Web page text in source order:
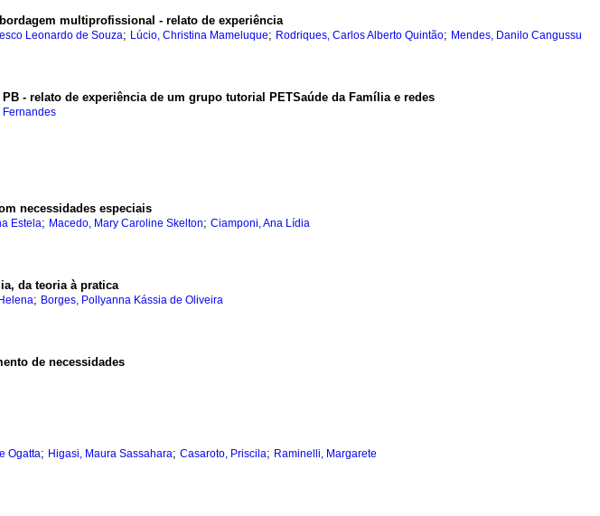
multiprofissional - relato de experiência
Leonardo de Souza; Lúcio, Christina Mameluque; Rodriques, Carlos Alberto Quintão; Mendes, Danilo Cangussu
- relato de experiência de um grupo tutorial PETSaúde da Família e redes
Fernandes
necessidades especiais
Estela; Macedo, Mary Caroline Skelton; Ciamponi, Ana Lídia
da teoria à pratica
; Borges, Pollyanna Kássia de Oliveira
de necessidades
Ogatta; Higasi, Maura Sassahara; Casaroto, Priscila; Raminelli, Margarete